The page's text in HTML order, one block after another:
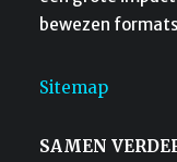
bewezen
Sitemap
SAMEN